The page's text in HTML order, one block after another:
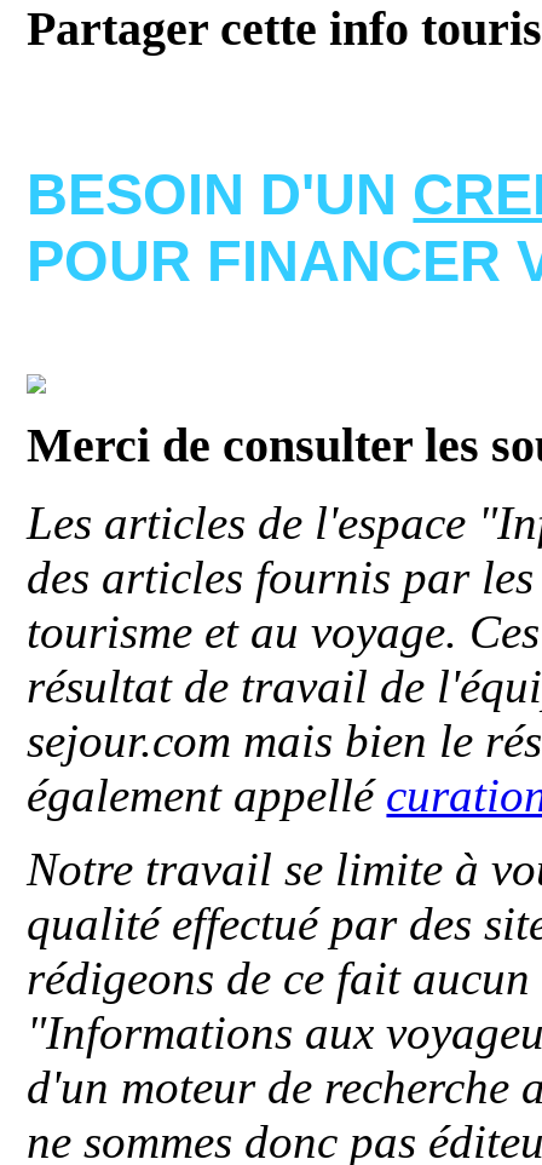
Partager cette info
BESOIN D'UN
POUR FINANCER
Merci de consulter les
Les articles de l'espace
des articles fournis par
tourisme et au voyage.
résultat de travail de
sejour.com mais bien le
également appellé
Notre travail se limite à
qualité effectué par des
rédigeons de ce fait
"Informations aux
d'un moteur de recherche
ne sommes donc pas